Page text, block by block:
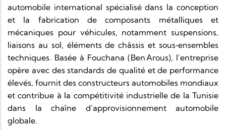
automobile international spécialisé dans la conception
et la fabrication de composants métalliques et
mécaniques pour véhicules, notamment suspensions,
liaisons au sol, éléments de châssis et sous‑ensembles
techniques. Basée à Fouchana (Ben Arous), l’entreprise
opère avec des standards de qualité et de performance
élevés, fournit des constructeurs automobiles mondiaux
et contribue à la compétitivité industrielle de la Tunisie
dans la chaîne d’approvisionnement automobile
globale.